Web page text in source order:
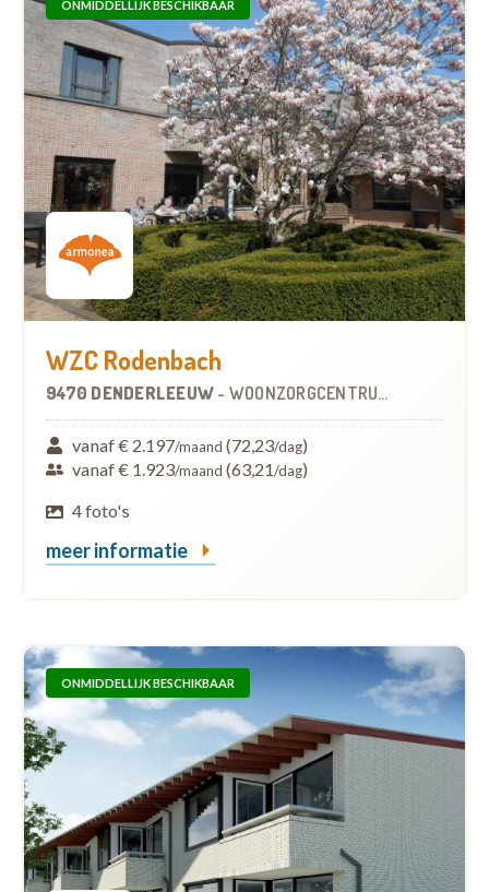
ONMIDDELLIJK BESCHIKBAAR
WZC Rodenbach
9470 DENDERLEEUW - WOONZORGCENTRUM (WZC)
vanaf € 2.197/maand (72,23/dag)
vanaf € 1.923/maand (63,21/dag)
4 foto's
meer informatie
ONMIDDELLIJK BESCHIKBAAR